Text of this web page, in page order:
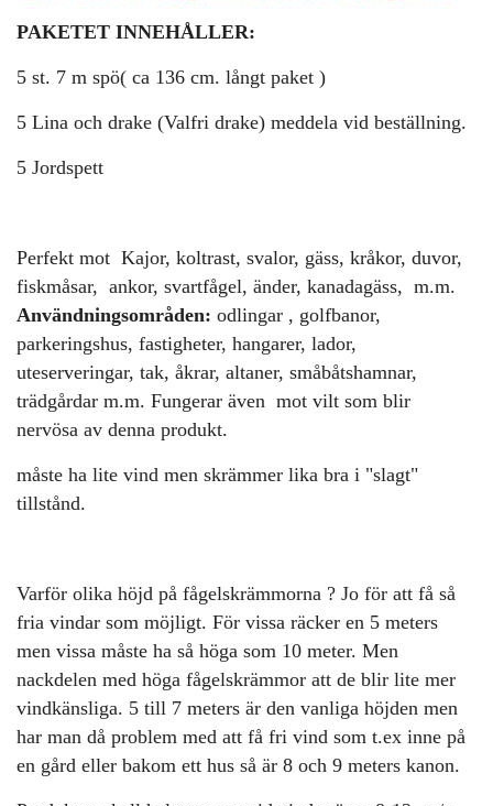
PAKETET INNEHÅLLER:
5 st. 7 m spö( ca 136 cm. långt paket )
5 Lina och drake (Valfri drake) meddela vid beställning.
5 Jordspett
Perfekt mot Kajor, koltrast, svalor, gäss, kråkor, duvor,
fiskmåsar, ankor, svartfågel, änder, kanadagäss, m.m.
Användningsområden: odlingar , golfbanor,
parkeringshus, fastigheter, hangarer, lador,
uteserveringar, tak, åkrar, altaner, småbåtshamnar,
trädgårdar m.m. Fungerar även mot vilt som blir
nervösa av denna produkt.
måste ha lite vind men skrämmer lika bra i "slagt"
tillstånd.
Varför olika höjd på fågelskrämmorna ? Jo för att få så
fria vindar som möjligt. För vissa räcker en 5 meters
men vissa måste ha så höga som 10 meter. Men
nackdelen med höga fågelskrämmor att de blir lite mer
vindkänsliga. 5 till 7 meters är den vanliga höjden men
har man då problem med att få fri vind som t.ex inne på
en gård eller bakom ett hus så är 8 och 9 meters kanon.